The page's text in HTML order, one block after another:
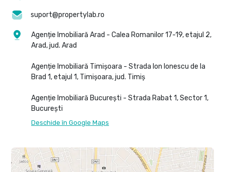
suport@propertylab.ro
Agenție Imobiliară Arad - Calea Romanilor 17-19, etajul 2,
Arad, jud. Arad
Agenție Imobiliară Timișoara - Strada Ion Ionescu de la
Brad 1, etajul 1, Timișoara, jud. Timiș
Agenție Imobiliară București - Strada Rabat 1, Sector 1,
București
Deschide în Google Maps